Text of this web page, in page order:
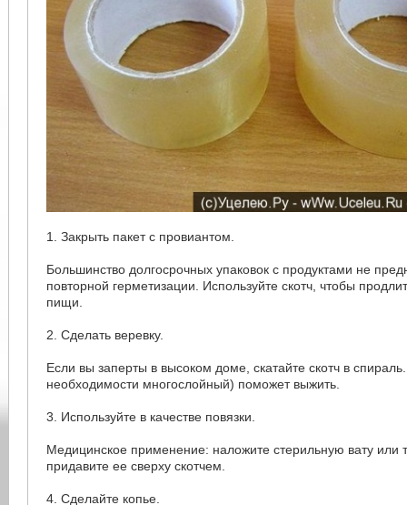
1. Закрыть пакет с провиантом.
Большинство долгосрочных упаковок с продуктами не
повторной герметизации. Используйте скотч, чтобы
пищи.
2. Сделать веревку.
Если вы заперты в высоком доме, скатайте скотч в
необходимости многослойный) поможет выжить.
3. Используйте в качестве повязки.
Медицинское применение: наложите стерильную вату или
придавите ее сверху скотчем.
4. Сделайте копье.